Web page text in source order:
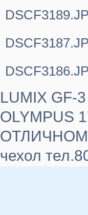
LUMIX GF-
OLYMPUS
ОТЛИЧНОМ
чехол